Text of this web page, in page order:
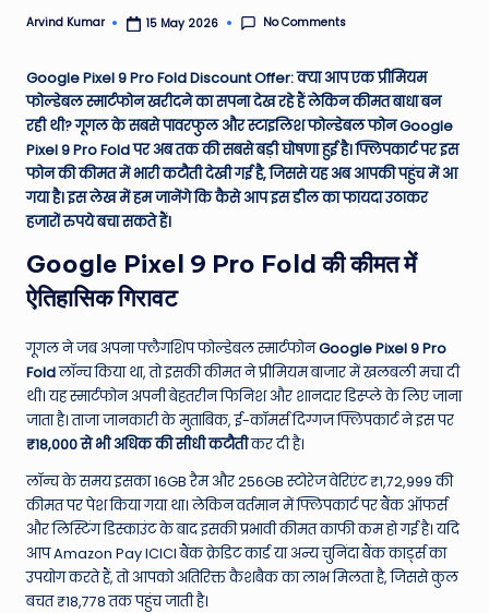
e
w
s
A
ro
u
n
T
h
e
W
o
rl
d
Posted
Arvind Kumar 15 May 2026 No Comments
Google Pixel 9 Pro Fold Discount Offer: क्या आप एक प्रीमियम
फोल्डेबल स्मार्टफोन खरीदने का सपना देख रहे हैं लेकिन कीमत बाधा बन
रही थी? गूगल के सबसे पावरफुल और स्टाइलिश फोल्डेबल फोन Google
Pixel 9 Pro Fold पर अब तक की सबसे बड़ी घोषणा हुई है। फ्लिपकार्ट पर इस
फोन की कीमत में भारी कटौती देखी गई है, जिससे यह अब आपकी पहुंच में आ
गया है। इस लेख में हम जानेंगे कि कैसे आप इस डील का फायदा उठाकर
हजारों रुपये बचा सकते हैं।
Google Pixel 9 Pro Fold की कीमत में
ऐतिहासिक गिरावट
गूगल ने जब अपना फ्लैगशिप फोल्डेबल स्मार्टफोनGoogle Pixel 9 Pro
Foldलॉन्च किया था, तो इसकी कीमत ने प्रीमियम बाजार में खलबली मचा दी
थी। यह स्मार्टफोन अपनी बेहतरीन फिनिश और शानदार डिस्प्ले के लिए जाना
जाता है। ताजा जानकारी के मुताबिक, ई-कॉमर्स दिग्गज फ्लिपकार्ट ने इस पर
₹18,000 से भी अधिक की सीधी कटौतीकर दी है।
लॉन्च के समय इसका 16GB रैम और 256GB स्टोरेज वेरिएंट ₹1,72,999 की
कीमत पर पेश किया गया था।लेकिन वर्तमान में फ्लिपकार्ट पर बैंक ऑफर्स
और लिस्टिंग डिस्काउंट के बाद इसकी प्रभावी कीमत काफी कम हो गई है। यदि
आप Amazon Pay ICICI बैंक क्रेडिट कार्ड या अन्य चुनिंदा बैंक कार्ड्स का
उपयोग करते हैं, तो आपको अतिरिक्त कैशबैक का लाभ मिलता है, जिससे कुल
बचत ₹18,778 तक पहुंच जाती है।